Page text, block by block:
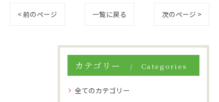
< 前のページ 一覧に戻る 次のページ >
カテゴリー Categories
全てのカテゴリー